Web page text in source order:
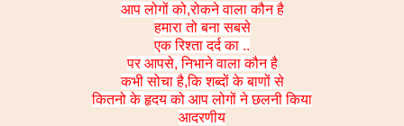
आप लोगों को,रोकने वाला कौन है
हमारा तो बना सबसे
एक रिश्ता दर्द का ..
पर आपसे, निभाने वाला कौन है
कभी सोचा है,कि शब्दों के बाणों से
कितनो के हृदय को आप लोगों ने छलनी किया
आदरणीय